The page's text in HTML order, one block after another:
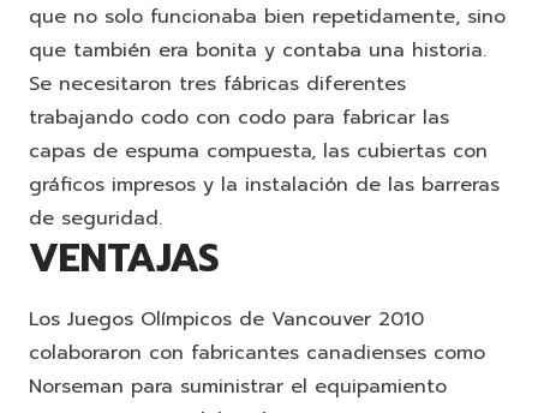
que no solo funcionaba bien repetidamente, sino
que también era bonita y contaba una historia.
Se necesitaron tres fábricas diferentes
trabajando codo con codo para fabricar las
capas de espuma compuesta, las cubiertas con
gráficos impresos y la instalación de las barreras
de seguridad.
VENTAJAS
Los Juegos Olímpicos de Vancouver 2010
colaboraron con fabricantes canadienses como
Norseman para suministrar el equipamiento